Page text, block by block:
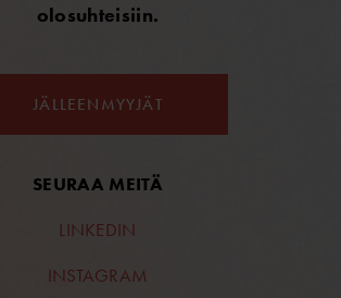
JÄLLEENMYYJÄT
SEURAA MEITÄ
LINKEDIN
INSTAGRAM
olosuhteisiin.